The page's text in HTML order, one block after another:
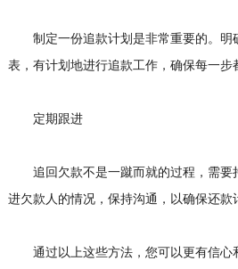
制定一份追款计划是非常重要的。明
表，有计划地进行追款工作，确保每一步
定期跟进
追回欠款不是一蹴而就的过程，需要
进欠款人的情况，保持沟通，以确保还款
通过以上这些方法，您可以更有信心